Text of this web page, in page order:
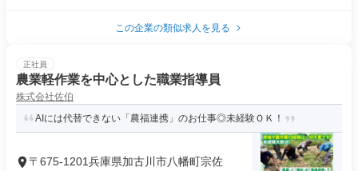
この企業の類似求人を見る
正社員
農業軽作業を中心とした職業指導員
株式会社佐伯
AIには代替できない「農福連携」のお仕事◎未経験ＯＫ！
〒675-1201兵庫県加古川市八幡町宗佐